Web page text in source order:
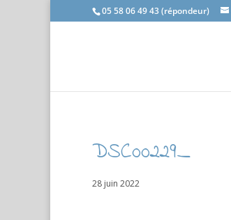
05 58 06 49 43 (répondeur)
DSC00229_
28 juin 2022